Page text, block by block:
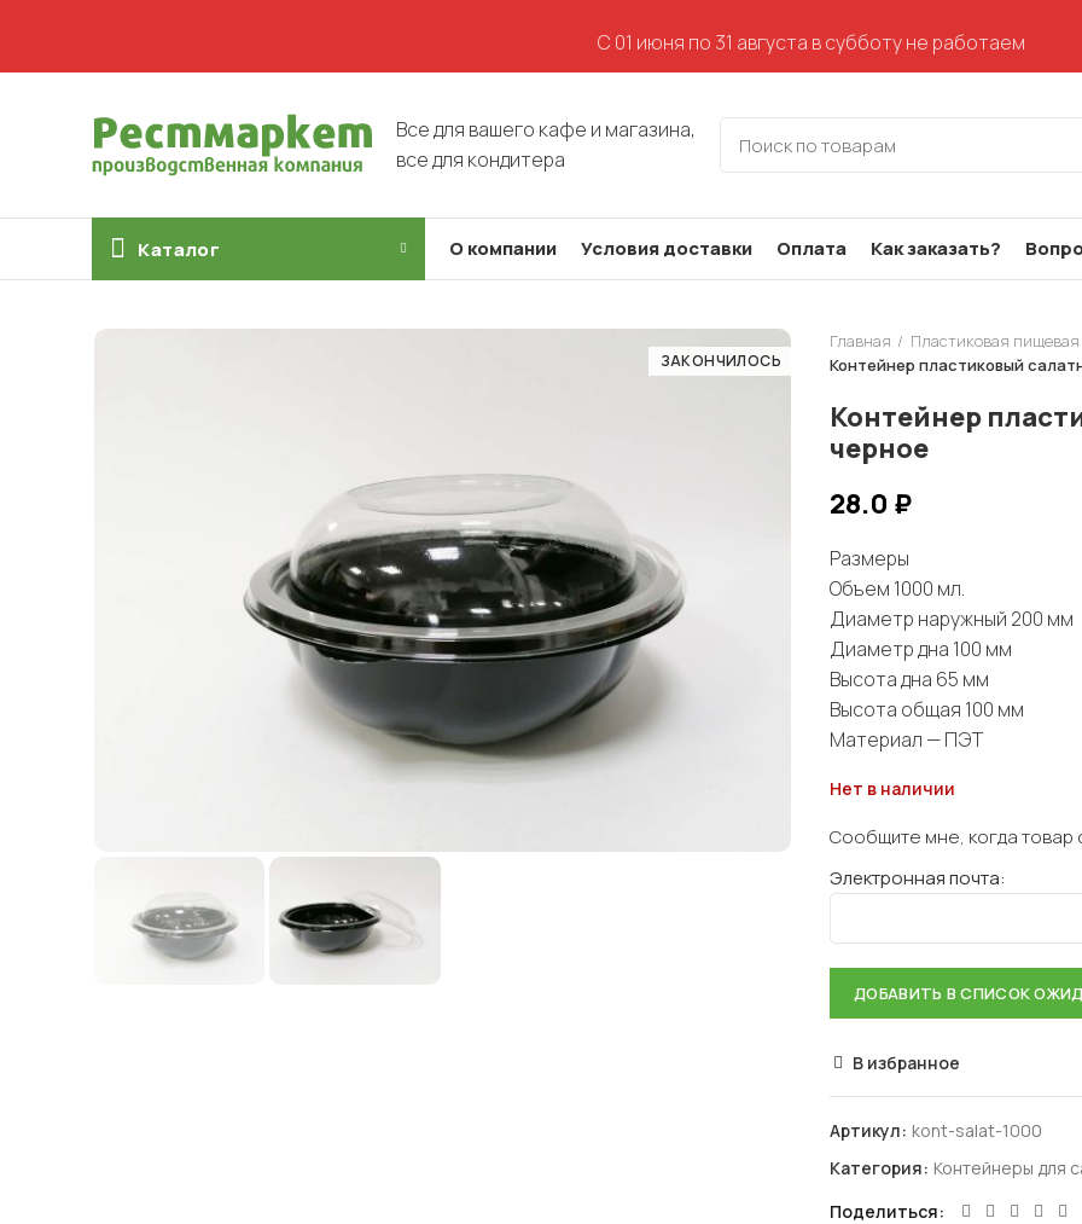
Все для вашего кафе и магазина,
все для кондитера
Каталог О компании Условия доставки Оплата Как заказать?
ЗАКОНЧИЛОСЬ
Главная Пластиковая пищевая
Контейнер пластиковый
Контейнер
черное
28.0 ₽
Размеры
Объем 1000 мл.
Диаметр наружный 200 мм
Диаметр дна 100 мм
Высота дна 65 мм
Высота общая 100 мм
Материал — ПЭТ
Нет в наличии
Сообщите мне, когда товар
Электронная почта:
В избранное
Артикул: kont-salat-1000
Категория: Контейнеры для
Поделиться
С 01 июня по 31 августа в субботу не работаем